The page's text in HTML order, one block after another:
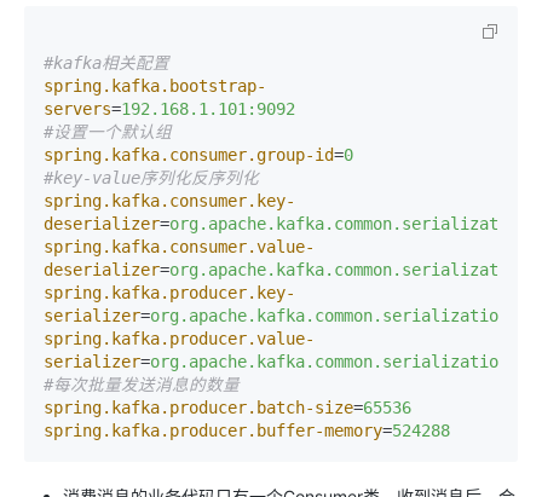
#kafka相关配置
spring.kafka.bootstrap-
servers=192.168.1.101:9092
#设置一个默认组
spring.kafka.consumer.group-id=0
#key-value序列化反序列化
spring.kafka.consumer.key-
deserializer=
spring.kafka.consumer.value-
deserializer=
spring.kafka.producer.key-
serializer=
spring.kafka.producer.value-
serializer=
#每次批量发送消息的数量
spring.kafka.producer.batch-size=65536
spring.kafka.producer.buffer-memory=524288